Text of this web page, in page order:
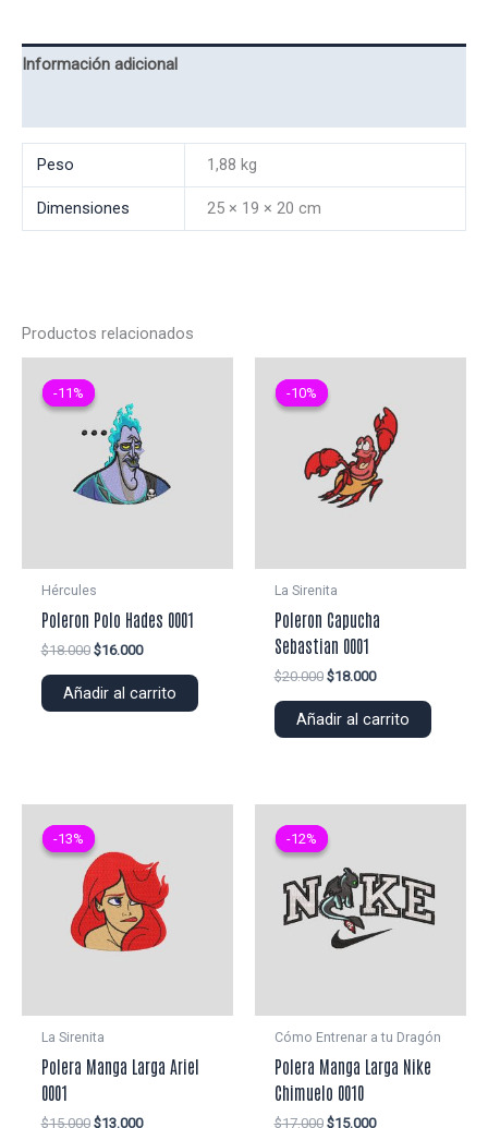
Información adicional
Peso 1,88 kg
Dimensiones 25 × 19 × 20 cm
Productos relacionados
-11%
-11%
Hércules
Poleron Polo Hades 0001
$18.000 El
original
$16.000El
actual
Añadir al carrito
-10%
-10%
La Sirenita
Poleron Capucha
Sebastian 0001
$20.000 El
original
$18.000El
actual
Añadir al carrito
-13%
-13%
La Sirenita
Polera Manga Larga Ariel
0001
$15.000 El
$13.000El
-12%
-12%
Cómo Entrenar a tu Dragón
Polera Manga Larga Nike
Chimuelo 0010
$17.000 El
$15.000El